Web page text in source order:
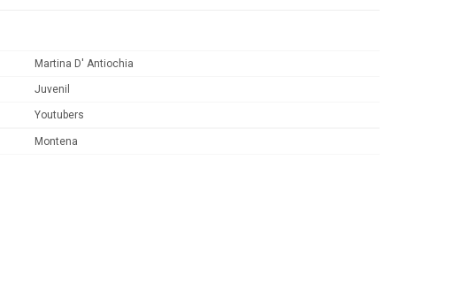
Martina D' Antiochia
Juvenil
Youtubers
Montena